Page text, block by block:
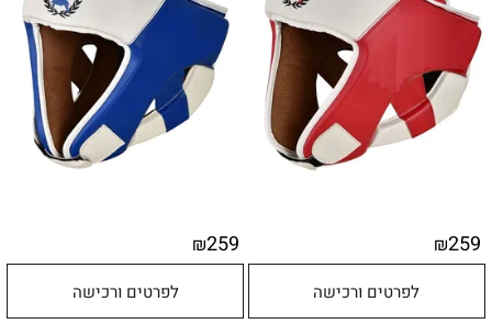
₪259
לפרטים ורכישה
₪259
לפרטים ורכישה